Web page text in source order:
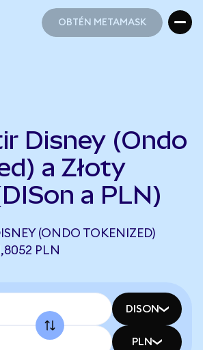
OBTÉN METAMASK
Disney (Ondo
a Złoty
a PLN)
(ONDO TOKENIZED)
PLN
DISON
PLN